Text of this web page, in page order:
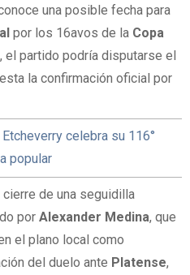
una posible fecha para
por los 16avos de la Copa
el partido podría disputarse el
la confirmación oficial por
celebra su 116°
popular
de una seguidilla
por Alexander Medina, que
el plano local como
del duelo ante Platense,